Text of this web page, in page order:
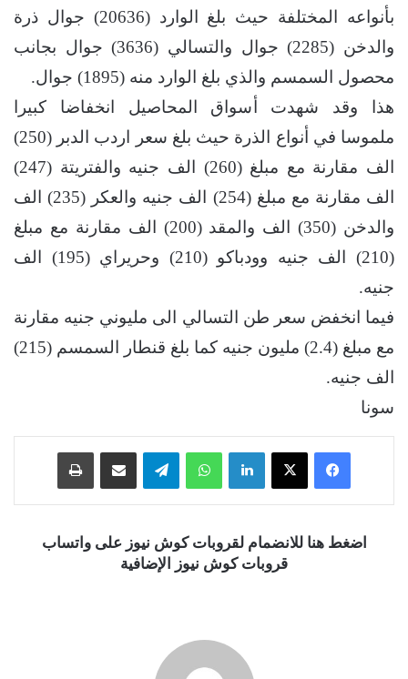
بأنواعه المختلفة حيث بلغ الوارد (20636) جوال ذرة
والدخن (2285) جوال والتسالي (3636) جوال بجانب
محصول السمسم والذي بلغ الوارد منه (1895) جوال.
هذا وقد شهدت أسواق المحاصيل انخفاضا كبيرا
ملموسا في أنواع الذرة حيث بلغ سعر اردب الدبر (250)
الف مقارنة مع مبلغ (260) الف جنيه والفتريتة (247)
الف مقارنة مع مبلغ (254) الف جنيه والعكر (235) الف
والدخن (350) الف والمقد (200) الف مقارنة مع مبلغ
(210) الف جنيه وودباكو (210) وحريراي (195) الف
جنيه.
فيما انخفض سعر طن التسالي الى مليوني جنيه مقارنة
مع مبلغ (2.4) مليون جنيه كما بلغ قنطار السمسم (215)
الف جنيه.
سونا
فيسبوك ‫X لينكدإن واتساب تيلقرام
اضغط هنا للانضمام لقروبات كوش نيوز على واتساب
قروبات كوش نيوز الإضافية